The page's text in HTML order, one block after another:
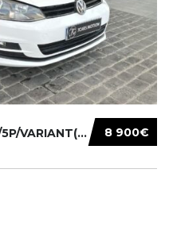
8 900€
VOLKSWAGEN GOLF VII(AU)3/5P/VARIANT(12-16 20...